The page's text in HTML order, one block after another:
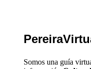
Somos una guía